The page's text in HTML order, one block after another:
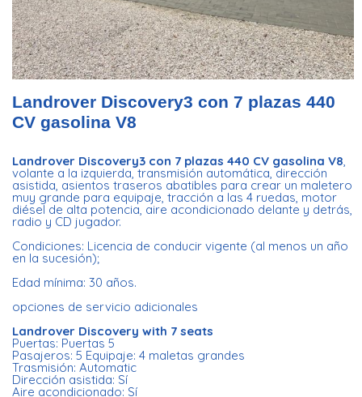
Landrover Discovery3 con 7 plazas 440
CV gasolina V8
Landrover Discovery3 con 7 plazas 440 CV gasolina V8
volante a la izquierda, transmisión automática, dirección
asistida, asientos traseros abatibles para crear un maletero
muy grande para equipaje, tracción a las 4 ruedas, motor
diésel de alta potencia, aire acondicionado delante y detrás,
radio y CD jugador.
Condiciones: Licencia de conducir vigente (al menos un año
en la sucesión);
Edad mínima: 30 años.
opciones de servicio adicionales
Landrover Discovery with 7 seats
Puertas: Puertas 5
Pasajeros: 5 Equipaje: 4 maletas grandes
Trasmisión: Automatic
Dirección asistida: Sí
Aire acondicionado: Sí